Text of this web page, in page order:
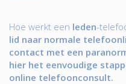
Hoe werkt een leden-
lid naar normale
contact met een
hier het eenvoudige
online telefoonconsult.